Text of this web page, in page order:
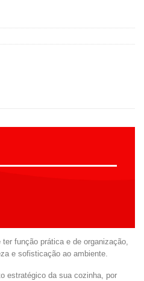
função prática e de organização,
e sofisticação ao ambiente.
estratégico da sua cozinha, por